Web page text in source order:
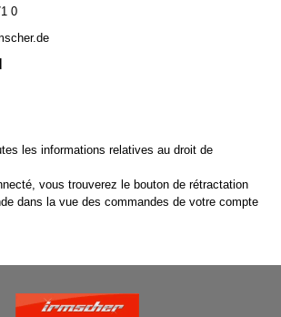
0
les informations relatives au droit de
vous trouverez le bouton de rétractation
dans la vue des commandes de votre compte